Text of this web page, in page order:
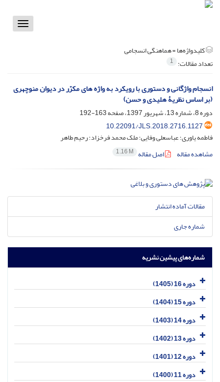
Toggle
کلیدواژه‌ها =هماهنگی انسجامی
تعداد مقالات: 1
انسجام واژگانی و دستوری با رویکرد به واژه های مکرّر در دیوان منوچهری
(بر اساس نظریۀ هلیدی و حسن)
دوره 8، شماره 13، شهریور 1397، صفحه
163-192
10.22091/JLS.2018.2716.1127
فاطمه یاوری؛ عباسعلی وفایی؛ ملک محمد فرخزاد؛ رحیم طاهر
مشاهده مقاله
اصل مقاله 1.16 M
مقالات آماده انتشار
شماره جاری
شماره‌های پیشین نشریه
دوره 16 (1405)
دوره 15 (1404)
دوره 14 (1403)
دوره 13 (1402)
دوره 12 (1401)
دوره 11 (1400)